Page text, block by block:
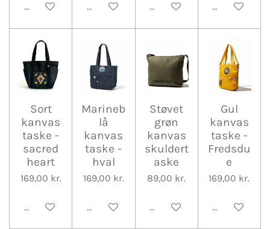
Tilføj til kurv Tilføj til kurv Tilføj til kurv Tilføj til kurv
Sort
kanvas
taske -
sacred
heart
169,00 kr.
Tilføj til kurv
Marineb
lå
kanvas
taske -
hval
169,00 kr.
Tilføj til kurv
Støvet
grøn
kanvas
skuldert
aske
89,00 kr.
Tilføj til kurv
Gul
kanvas
taske -
Fredsdu
e
169,00 kr.
Tilføj til kurv